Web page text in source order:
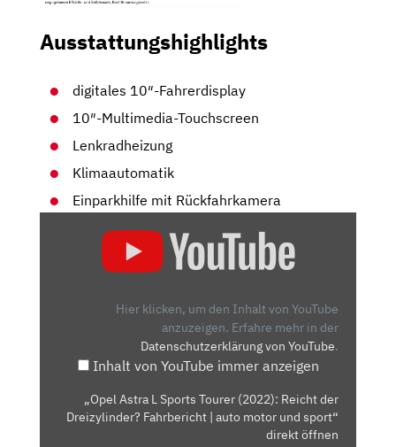
Ausstattungshighlights
digitales 10″-Fahrerdisplay
10″-Multimedia-Touchscreen
Lenkradheizung
Klimaautomatik
Einparkhilfe mit Rückfahrkamera
DREIZYLINDER?
FAHRBERICHT
Hier klicken, um den Inhalt von YouTube
anzuzeigen. Erfahre mehr in der
Datenschutzerklärung von YouTube.
Inhalt von YouTube immer anzeigen
„Opel Astra L Sports Tourer (2022): Reicht der
Dreizylinder? Fahrbericht | auto motor und sport“
direkt öffnen